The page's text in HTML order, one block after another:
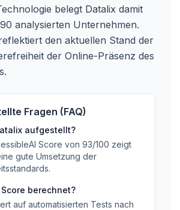
belegt Datalix damit
analysierten Unternehmen.
den aktuellen Stand der
der Online-Präsenz des
Fragen (FAQ)
aufgestellt?
Score von 93/100 zeigt
gute Umsetzung der
.
berechnet?
auf automatisierten Tests nach